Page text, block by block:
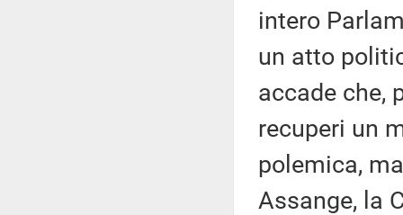
intero
un atto
accade che,
recuperi un
polemica,
Assange, la